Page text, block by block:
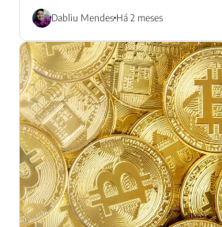
global.
Dabliu Mendes Há 2 meses